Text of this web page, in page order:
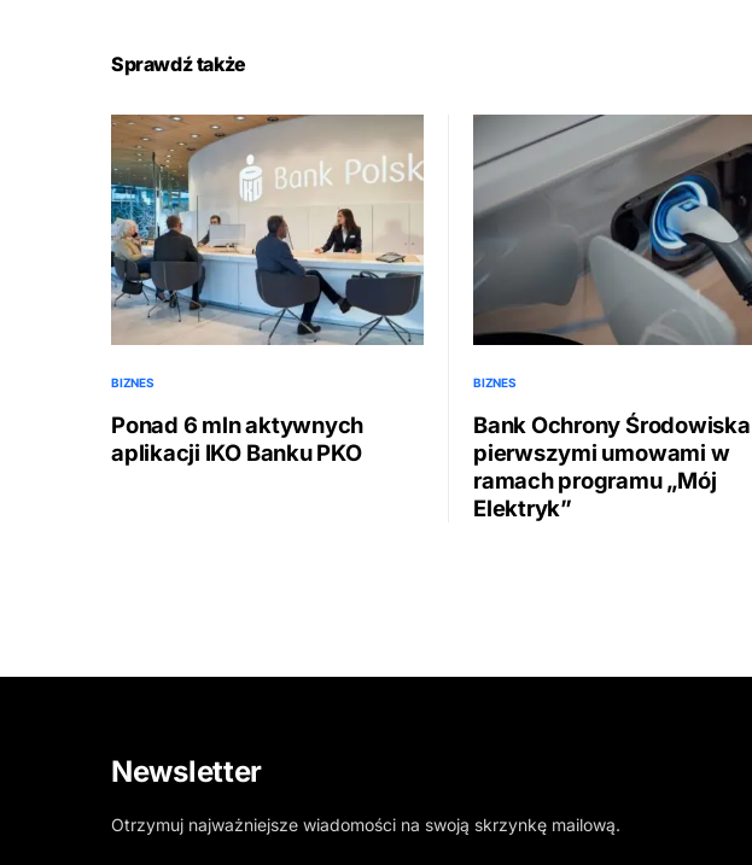
Sprawdź także
BIZNES
Ponad 6 mln aktywnych
aplikacji IKO Banku PKO
BIZNES
Bank Ochrony
pierwszymi umowami w
ramach programu „Mój
Elektryk”
Newsletter
Otrzymuj najważniejsze wiadomości na swoją skrzynkę mailową.